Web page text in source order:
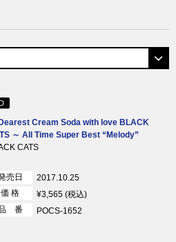
Cream Soda with love BLACK
～ All Time Super Best “Melody”
CATS
売日
2017.10.25
価 格
¥3,565 (税込)
番
POCS-1652